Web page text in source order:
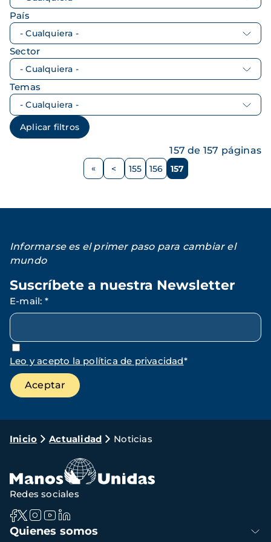
País
Sector
Temas
Página
< Página
155 Página
156 Página
157
157 de 157 páginas
Informarse es el primer paso para cambiar el
mundo
Suscríbete a nuestra Newsletter
E-mail: *
Leo y acepto la política de privacidad*
Ruta
navegación
Inicio Actualidad Noticias
Navegación
Quienes somos
Redes sociales